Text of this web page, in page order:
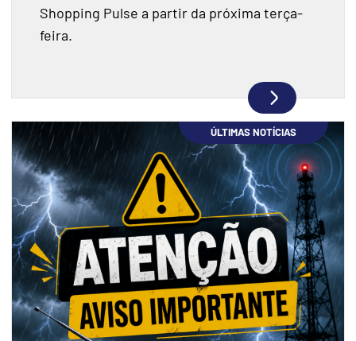
Shopping Pulse a partir da próxima terça-
feira.
ÚLTIMAS NOTÍCIAS